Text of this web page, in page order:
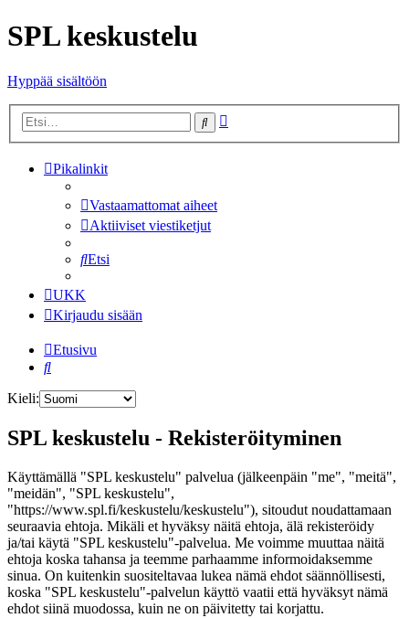
SPL keskustelu
Hyppää sisältöön
Etsi
Pikalinkit
Vastaamattomat aiheet
Aktiiviset viestiketjut
Etsi
UKK
Kirjaudu sisään
Etusivu
Etsi
Kieli:
SPL keskustelu - Rekisteröityminen
Käyttämällä "SPL keskustelu" palvelua (jälkeenpäin "me", "meitä",
"meidän", "SPL keskustelu",
"https://www.spl.fi/keskustelu/keskustelu"), sitoudut noudattamaan
seuraavia ehtoja. Mikäli et hyväksy näitä ehtoja, älä rekisteröidy
ja/tai käytä "SPL keskustelu"-palvelua. Me voimme muuttaa näitä
ehtoja koska tahansa ja teemme parhaamme informoidaksemme
sinua. On kuitenkin suositeltavaa lukea nämä ehdot säännöllisesti,
koska "SPL keskustelu"-palvelun käyttö vaatii että hyväksyt nämä
ehdot siinä muodossa, kuin ne on päivitetty tai korjattu.